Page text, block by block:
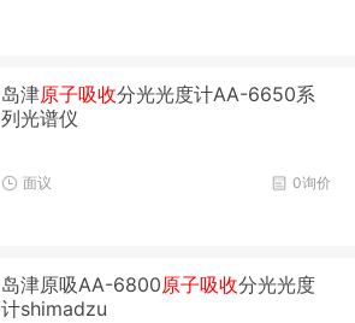
岛津原子吸收分光光度计AA-6650系
列光谱仪
0询价
面议
岛津原吸AA-6800原子吸收分光光度
计shimadzu